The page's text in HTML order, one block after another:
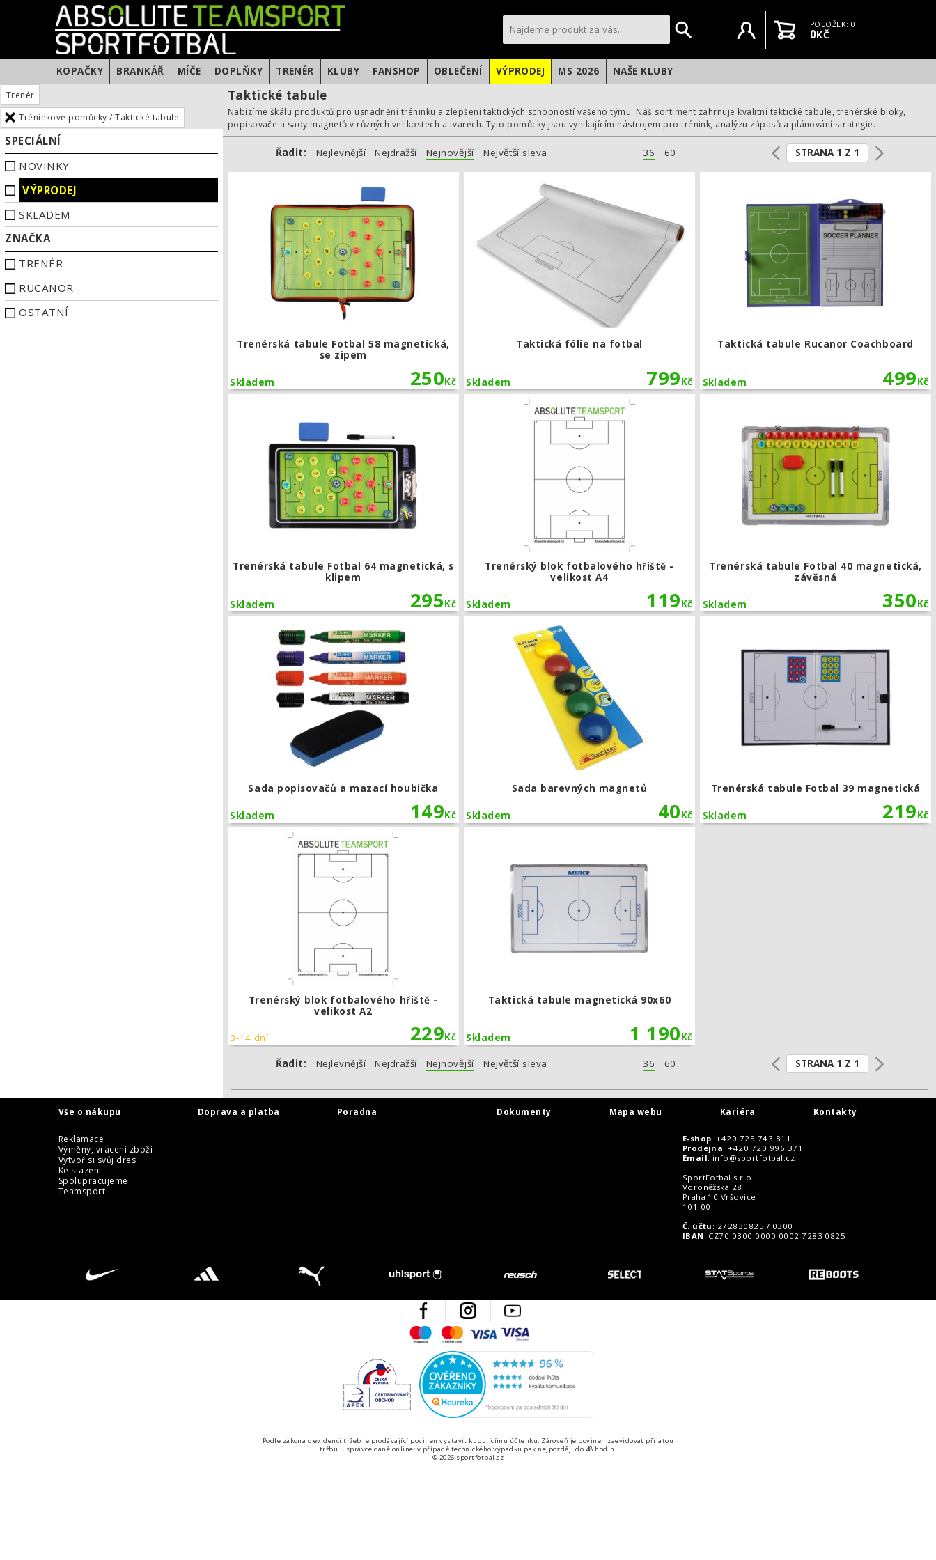
Uživatelský účet
KošíkPOLOŽEK: 0
0KČ
KOPAČKY BRANKÁŘ MÍČE DOPLŇKY TRENÉR KLUBY FANSHOP OBLEČENÍ VÝPRODEJ MS 2026 NAŠE KLUBY
Trenér
Tréninkové pomůcky / Taktické tabule
SPECIÁLNÍ
NOVINKY
VÝPRODEJ
SKLADEM
ZNAČKA
TRENÉR
RUCANOR
OSTATNÍ
Taktické tabule
Nabízíme škálu produktů pro usnadnění tréninku a zlepšení taktických schopností vašeho týmu. Náš sortiment zahrnuje kvalitní taktické tabule, trenérské bloky,
popisovače a sady magnetů v různých velikostech a tvarech. Tyto pomůcky jsou vynikajícím nástrojem pro trénink, analýzu zápasů a plánování strategie.
Řadit: Nejlevnější Nejdražší Nejnovější Největší sleva 36 60 STRANA 1 Z 1
Trenérská tabule Fotbal 58 magnetická,
se zipem
250Kč
Skladem
Taktická fólie na fotbal
799Kč
Skladem
Taktická tabule Rucanor Coachboard
499Kč
Skladem
Trenérská tabule Fotbal 64 magnetická, s
klipem
295Kč
Skladem
Trenérská tabule Fotbal 64 magnetická, s klipem
Trenérský blok fotbalového hřiště -
velikost A4
119Kč
Skladem
Trenérská tabule Fotbal 40 magnetická,
závěsná
350Kč
Skladem
Sada popisovačů a mazací houbička
149Kč
Skladem
Sada barevných magnetů
40Kč
Skladem
Trenérská tabule Fotbal 39 magnetická
219Kč
Skladem
Trenérský blok fotbalového hřiště -
velikost A2
229Kč
3-14 dní
Taktická tabule magnetická 90x60
1 190Kč
Skladem
Řadit: Nejlevnější Nejdražší Nejnovější Největší sleva 36 60 STRANA 1 Z 1
Vše o nákupu Doprava a platba Poradna
Reklamace
Výměny, vrácení zboží
Vytvoř si svůj dres
Ke stazeni
Spolupracujeme
Teamsport
Dokumenty Mapa webu Kariéra Kontakty
E-shop: +420 725 743 811
Prodejna: +420 720 996 371
Email: info@sportfotbal.cz
SportFotbal s.r.o.
Voroněžská 28
Praha 10 Vršovice
101 00
Č. účtu : 272830825 / 0300
IBAN : CZ70 0300 0000 0002 7283 0825
Facebook Instagram
MaestroMastercard
Visa
Česká kvalita
Podle zákona o evidenci tržeb je prodávající povinen vystavit kupujícímu účtenku. Zároveň je povinen zaevidovat přijatou
tržbu u správce daně online; v případě technického výpadku pak nejpozději do 48 hodin.
© 2026 sportfotbal.cz